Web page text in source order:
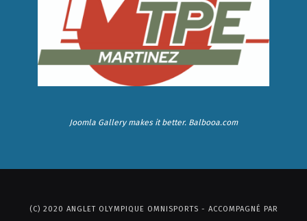
Joomla Gallerymakes it better. Balbooa.com
(C) 2020 ANGLET OLYMPIQUE OMNISPORTS - ACCOMPAGNÉ PAR